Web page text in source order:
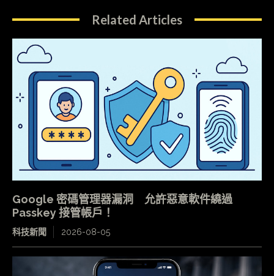
Related Articles
Google 密碼管理器漏洞 允許惡意軟件繞過
Passkey 接管帳戶！
科技新聞 2026-08-05